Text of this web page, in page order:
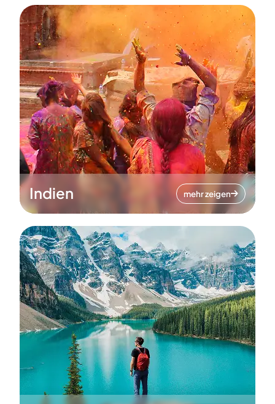
Indien mehr zeigen